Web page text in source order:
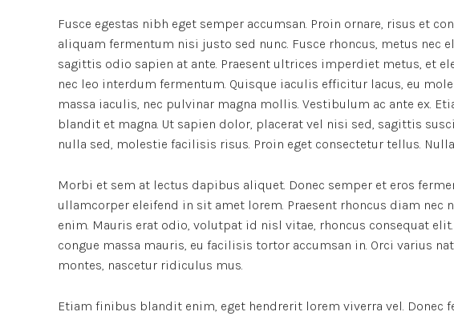
Fusce egestas nibh eget semper accumsan. Proin ornare, risus et
aliquam fermentum nisi justo sed nunc. Fusce rhoncus, metus nec
sagittis odio sapien at ante. Praesent ultrices imperdiet metus, et
nec leo interdum fermentum. Quisque iaculis efficitur lacus, eu
massa iaculis, nec pulvinar magna mollis. Vestibulum ac ante ex.
blandit et magna. Ut sapien dolor, placerat vel nisi sed, sagittis
nulla sed, molestie facilisis risus. Proin eget consectetur tellus.
Morbi et sem at lectus dapibus aliquet. Donec semper et eros
ullamcorper eleifend in sit amet lorem. Praesent rhoncus diam nec
enim. Mauris erat odio, volutpat id nisl vitae, rhoncus consequat
congue massa mauris, eu facilisis tortor accumsan in. Orci varius
montes, nascetur ridiculus mus.
Etiam finibus blandit enim, eget hendrerit lorem viverra vel.